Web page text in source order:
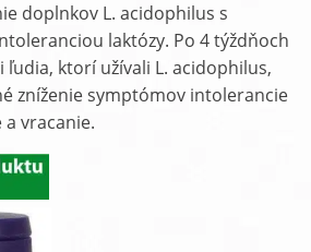
doplnkov L. acidophilus s
laktózy. Po 4 týždňoch
ktorí užívali L. acidophilus,
zníženie symptómov intolerancie
a vracanie.